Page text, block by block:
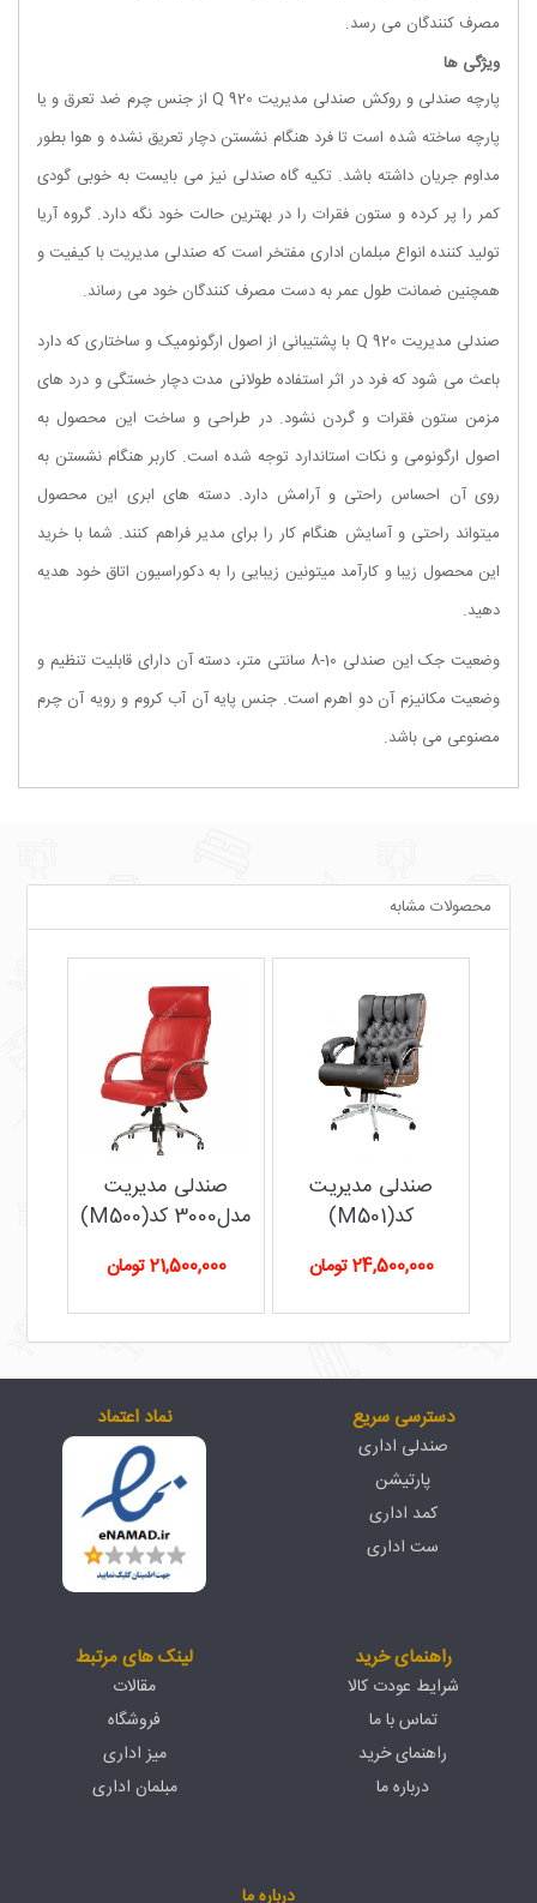
مصرف کنندگان می رسد.
ویژگی ها
پارچه صندلی و روکش صندلی مدیریت 920 Q
از جنس چرم ضد تعرق و یا
پارچه ساخته شده است تا فرد هنگام نشستن دچار تعریق نشده و هوا بطور
مداوم جریان داشته باشد. تکیه گاه صندلی نیز می بایست به خوبی گودی
کمر را پر کرده و ستون فقرات را در بهترین حالت خود نگه دارد. گروه آریا
تولید کننده انواع مبلمان اداری مفتخر است که صندلی مدیریت با کیفیت و
همچنین ضمانت طول عمر به دست مصرف کنندگان خود می رساند.
صندلی مدیریت 920 Q با پشتیبانی از اصول ارگونومیک و ساختاری که دارد
باعث می شود که فرد در اثر استفاده طولانی مدت دچار خستگی و درد های
مزمن ستون فقرات و گردن نشود. در طراحی و ساخت این محصول به
اصول ارگونومی و نکات استاندارد توجه شده است. کاربر هنگام نشستن به
روی آن احساس راحتی و آرامش دارد. دسته های ابری این محصول
میتواند راحتی و آسایش هنگام کار را برای مدیر فراهم کنند. شما با خرید
این محصول زیبا و کارآمد میتونین زیبایی را به دکوراسیون اتاق خود هدیه
دهید.
وضعیت جک این صندلی 10-8 سانتی متر، دسته آن دارای قابلیت تنظیم و
وضعیت مکانیزم آن دو اهرم است. جنس پایه آن آب کروم و رویه آن چرم
مصنوعی می باشد.
محصولات مشابه
صندلی مدیریت
مدل3000 کد(M500)
21,500,000 تومان
صندلی مدیریت
کد(M501)
24,500,000 تومان
نماد اعتماد دسترسی سریع
صندلی اداری
پارتیشن
کمد اداری
ست اداری
لینک های مرتبط
مقالات
فروشگاه
میز اداری
مبلمان اداری
راهنمای خرید
شرایط عودت کالا
تماس با ما
راهنمای خرید
درباره ما
درباره ما